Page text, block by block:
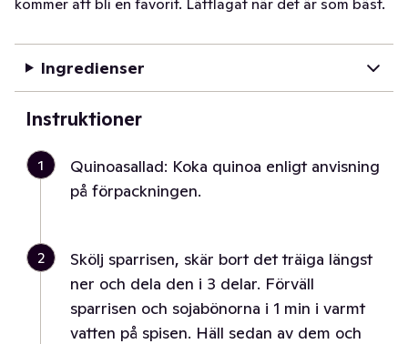
kommer att bli en favorit. Lättlagat när det är som bäst.
Ingredienser
Instruktioner
1
Quinoasallad: Koka quinoa enligt anvisning
på förpackningen.
2
Skölj sparrisen, skär bort det träiga längst
ner och dela den i 3 delar. Förväll
sparrisen och sojabönorna i 1 min i varmt
vatten på spisen. Häll sedan av dem och